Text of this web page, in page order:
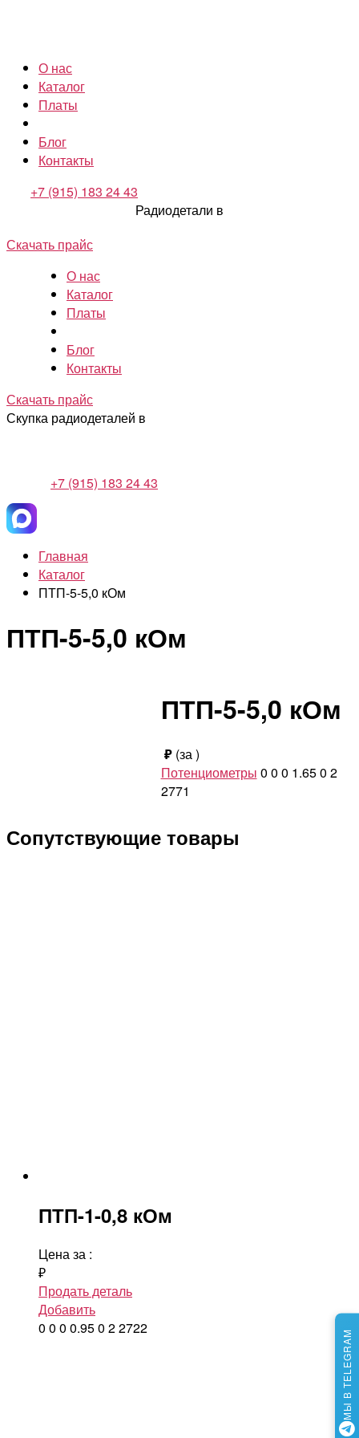
О нас
Каталог
Платы
Блог
Контакты
+7 (915) 183 24 43
Радиодетали в
Скачать прайс
О нас
Каталог
Платы
Блог
Контакты
Скачать прайс
Скупка радиодеталей в
+7 (915) 183 24 43
Главная
Каталог
ПТП-5-5,0 кОм
ПТП-5-5,0 кОм
ПТП-5-5,0 кОм
₽ (за)
Потенциометры 0 0 0 1.650 2
2771
Сопутствующие товары
ПТП-1-0,8 кОм
Цена за :
₽
Продать деталь
Добавить
0 0 0 0.950 22722
МЫ В TELEGRAM